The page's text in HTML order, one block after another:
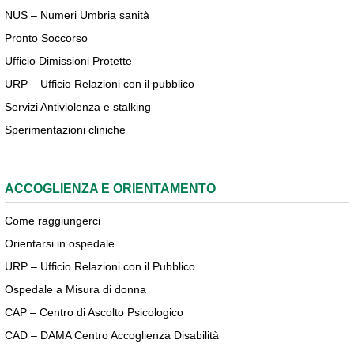
NUS – Numeri Umbria sanità
Pronto Soccorso
Ufficio Dimissioni Protette
URP – Ufficio Relazioni con il pubblico
Servizi Antiviolenza e stalking
Sperimentazioni cliniche
ACCOGLIENZA E ORIENTAMENTO
Come raggiungerci
Orientarsi in ospedale
URP – Ufficio Relazioni con il Pubblico
Ospedale a Misura di donna
CAP – Centro di Ascolto Psicologico
CAD – DAMA Centro Accoglienza Disabilità